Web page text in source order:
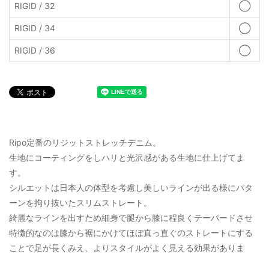
RIGID / 32 ◯
RIGID / 34 ◯
RIGID / 36 ◯
Ripo定番のリジットストレッチデニム。
生地にコーティングをしハリと光沢感がある生地に仕上げてま
す。
シルエットは日本人の体型を考慮し美しいラインが出る様にパタ
ーンを拘り抜いたスリムストレート。
綺麗なラインを出すため細身で腿から膝に程良くテーパードさせ
特徴的なのは膝から裾にかけてほぼ真っ直ぐのストレートにする
ことで足が長くみえ、よりスタイルがよく見える効果がありま